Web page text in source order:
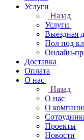
Услуги
Назад
Услуги
Выездная
Пол под
Онлайн-
Доставка
Оплата
О нас
Назад
О нас
О
Проекты
Новости